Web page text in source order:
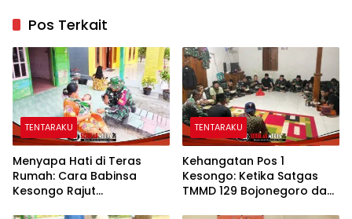
Pos Terkait
TENTARAKU
Menyapa Hati di Teras
Rumah: Cara Babinsa
Kesongo Rajut
TENTARAKU
Kehangatan Pos 1
Kesongo: Ketika Satgas
TMMD 129 Bojonegoro dan